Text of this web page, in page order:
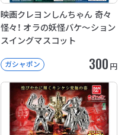
映画クレヨンしんちゃん 奇々
怪々！ オラの妖怪バケ～ション
スイングマスコット
ガシャポン 300 円